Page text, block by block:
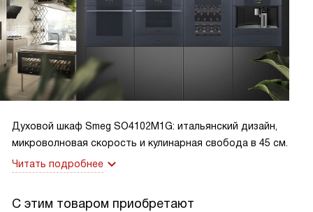
Духовой шкаф Smeg SO4102M1G: итальянский дизайн,
микроволновая скорость и кулинарная свобода в 45 см.
Читать подробнее
С этим товаром приобретают